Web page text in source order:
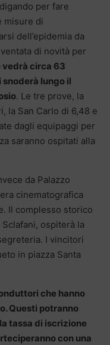
per fare
misure di
dell’epidemia da
di novità per
vedrà circa 63
lungo il
. Le tre prove, la
la San Carlo di 6,48 e
dagli equipaggi per
saranno ospitati alla
da Palazzo
cinematografica
Il complesso storico
ospiterà la
I vincitori
in piazza Santa
che hanno
Questi potranno
tassa di iscrizione
con una